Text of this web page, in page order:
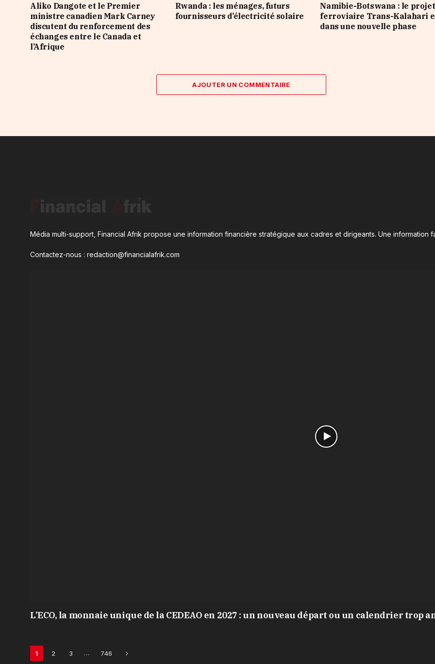
Aliko Dangote et le Premier
ministre canadien Mark Carney
discutent du renforcement des
échanges entre le Canada et
l’Afrique
Rwanda : les ménages, futurs
fournisseurs d’électricité solaire
Namibie-Botswana : le projet
ferroviaire Trans-Kalahari
dans une nouvelle phase
AJOUTER UN COMMENTAIRE
Média multi-support, Financial Afrik propose une information financière stratégique aux cadres et dirigeants. Une information
Contactez-nous : redaction@financialafrik.com
L’ECO, la monnaie unique de la CEDEAO en 2027 : un nouveau départ ou un calendrier trop
1 2 3 … 746 Next